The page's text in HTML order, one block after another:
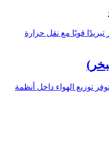
قويًا مع نقل حرارة
توزيع الهواء داخل أنظمة